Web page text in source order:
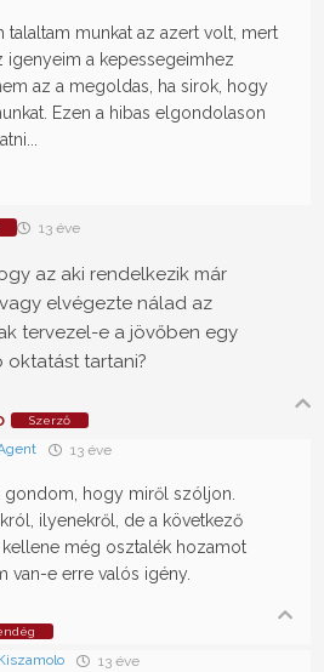
talaltam munkat az azert volt, mert
igenyeim a kepessegeimhez
az a megoldas, ha sirok, hogy
Ezen a hibas elgondolason
13 éve
az aki rendelkezik már
elvégezte nálad az
tervezel-e a jövőben egy
tartani?
Szerző
13 éve
gondom, hogy miről szóljon.
ilyenekről, de a következő
még osztalék hozamot
van-e erre valós igény.
13 éve